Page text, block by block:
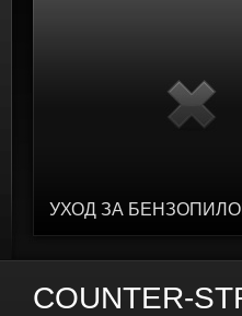
УХОД ЗА
COUNTER-